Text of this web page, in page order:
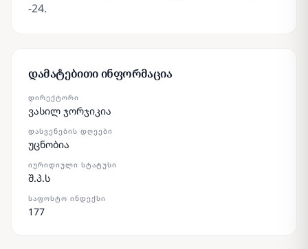
-24.
დამატებითი ინფორმაცია
ᲓᲘᲠᲔᲥᲢᲝᲠᲘ
ვასილ ჯორჯიკია
ᲓᲐᲡᲕᲔᲜᲔᲑᲘᲡ ᲓᲦᲔᲔᲑᲘ
უცნობია
ᲘᲣᲠᲘᲓᲘᲣᲚᲘ ᲡᲢᲐᲢᲣᲡᲘ
შ.პ.ს
ᲡᲐᲤᲝᲡᲢᲝ ᲘᲜᲓᲔᲥᲡᲘ
177